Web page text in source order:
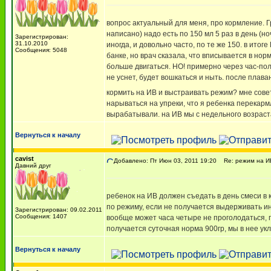
Зарегистрирован:
31.10.2010
Сообщения: 5048
вопрос актуальный для меня, про кормление.
написано) надо есть по 150 мл 5 раз в день
иногда, и довольно часто, по те же 150. в
банке, но врач сказала, что вписывается в
больше двигаться. НО! примерно через час-
не уснет, будет вошкаться и ныть. после
кормить на ИВ и выстраивать режим? мне
нарываться на упреки, что я ребенка
вырабатывали. на ИВ мы с недельного
Вернуться к началу
cavist
Давний друг
Зарегистрирован: 09.02.2011
Сообщения: 1407
Добавлено: Пт Июн 03, 2011 19:20 Re: режим на
ребенок на ИВ должен съедать в день смеси
по режиму, если не получается выдерживать
вообще может часа четыре не проголодаться,
получается суточная норма 900гр, мы в нее
Вернуться к началу